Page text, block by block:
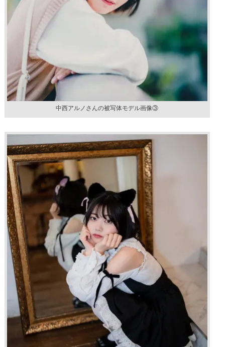
中西アルノさんの被写体モデル画像③